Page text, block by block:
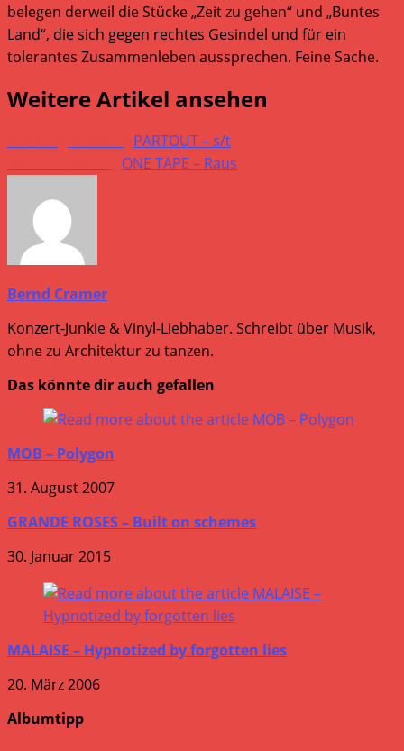
belegen derweil die Stücke „Zeit zu gehen“ und „Buntes
Land“, die sich gegen rechtes Gesindel und für ein
tolerantes Zusammenleben aussprechen. Feine Sache.
Weitere Artikel ansehen
PARTOUT – s/t
ONE TAPE – Raus
Bernd Cramer
Konzert-Junkie & Vinyl-Liebhaber. Schreibt über Musik,
ohne zu Architektur zu tanzen.
Das könnte dir auch gefallen
MOB – Polygon
31. August 2007
GRANDE ROSES – Built on schemes
30. Januar 2015
MALAISE – Hypnotized by forgotten lies
20. März 2006
Albumtipp